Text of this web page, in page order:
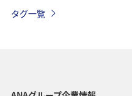
タグ一覧